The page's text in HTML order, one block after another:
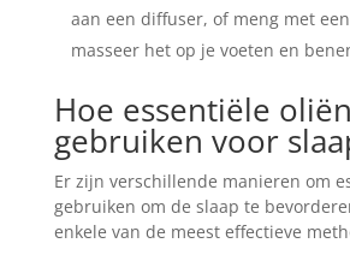
aan een diffuser, of meng met
masseer het op je voeten en
Hoe essentiële
gebruiken voor
Er zijn verschillende manieren om
gebruiken om de slaap te
enkele van de meest effectieve